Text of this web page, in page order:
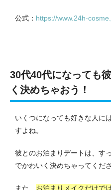
公式： https://www.24h-
30代40代になっても
く決めちゃおう！
いくつになっても好きな人に
すよね。
彼とのお泊まりデートは、す
でかわいく決めちゃってくだ
また、 お泊まりメイクだけで